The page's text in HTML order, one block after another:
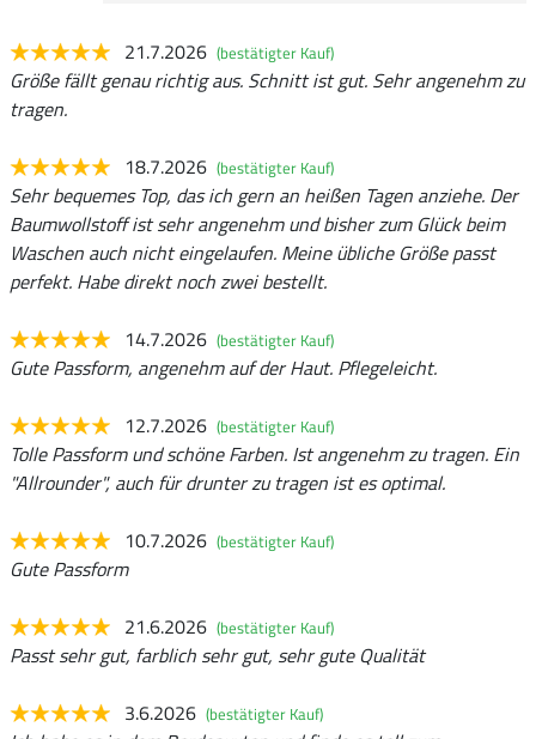
21.7.2026 (bestätigter Kauf)
Größe fällt genau richtig aus. Schnitt ist gut. Sehr angenehm zu
tragen.
18.7.2026 (bestätigter Kauf)
Sehr bequemes Top, das ich gern an heißen Tagen anziehe. Der
Baumwollstoff ist sehr angenehm und bisher zum Glück beim
Waschen auch nicht eingelaufen. Meine übliche Größe passt
perfekt. Habe direkt noch zwei bestellt.
14.7.2026 (bestätigter Kauf)
Gute Passform, angenehm auf der Haut. Pflegeleicht.
12.7.2026 (bestätigter Kauf)
Tolle Passform und schöne Farben. Ist angenehm zu tragen. Ein
"Allrounder", auch für drunter zu tragen ist es optimal.
10.7.2026 (bestätigter Kauf)
Gute Passform
21.6.2026 (bestätigter Kauf)
Passt sehr gut, farblich sehr gut, sehr gute Qualität
3.6.2026 (bestätigter Kauf)